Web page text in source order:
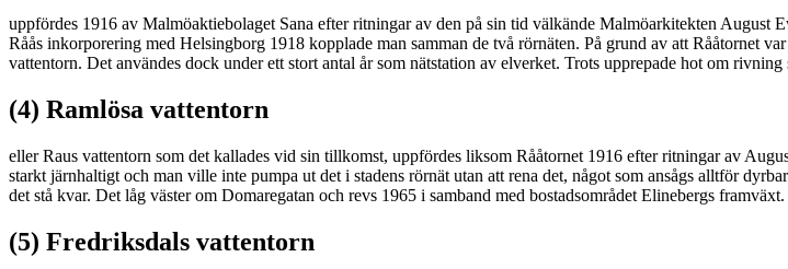
uppfördes 1916 av Malmöaktiebolaget Sana efter ritningar av den på sin tid välkände Malmöarkitekten
Råås inkorporering med Helsingborg 1918 kopplade man samman de två rörnäten. På grund av att Rååtornet
vattentorn. Det användes dock under ett stort antal år som nätstation av elverket. Trots upprepade hot om
(4) Ramlösa vattentorn
eller Raus vattentorn som det kallades vid sin tillkomst, uppfördes liksom Rååtornet 1916 efter ritningar av
starkt järnhaltigt och man ville inte pumpa ut det i stadens rörnät utan att rena det, något som ansågs alltför
det stå kvar. Det låg väster om Domaregatan och revs 1965 i samband med bostadsområdet Elinebergs framväxt.
(5) Fredriksdals vattentorn